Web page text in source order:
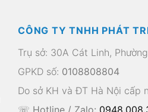
CÔNG TY TNHH PHÁT
Trụ sở: 30A Cát Linh,
GPKD số: 0108808804
Do sở KH và ĐT Hà Nội cấp
☏ Hotline / Zalo: